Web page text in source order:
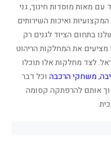
עם מאות מוסדות חינוך, גני
ואיכות השירותים
בתחום הציוד לגנים רק
את המחלקות הריהוט
לצד מחלקות אלו תוכלו
,משחקי הרכבה וכל דבר
אותם להרפתקה קסומה